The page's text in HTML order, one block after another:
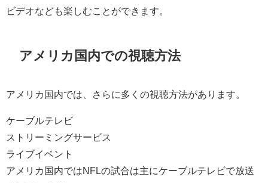
ビデオなども楽しむことができます。
アメリカ国内での視聴方法
アメリカ国内では、さらに多くの視聴方法があります。
ケーブルテレビ
ストリーミングサービス
ライブイベント
アメリカ国内ではNFLの試合は主にケーブルテレビで放送